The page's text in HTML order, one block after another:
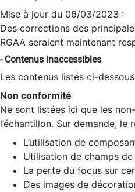
Mise à jour du 06/03/2023 :
Des corrections des
RGAA seraient maintenant
- Contenus inaccessibles
Les contenus listés ci-
Non conformité
Ne sont listées ici que les
l’échantillon. Sur demande,
L’utilisation de
Utilisation de champs
La perte du focus sur
Des images de